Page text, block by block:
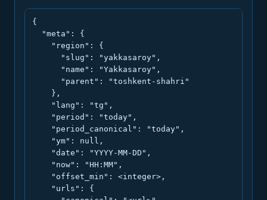
{
  "meta": {
    "region": {
      "slug": "yakkasaroy",
      "name": "Yakkasaroy",
      "parent": "toshkent-shahri"
    },
    "lang": "tg",
    "period": "today",
    "period_canonical": "today",
    "ym": null,
    "date": "YYYY-MM-DD",
    "now": "HH:MM",
    "offset_min": <integer>,
    "urls": {